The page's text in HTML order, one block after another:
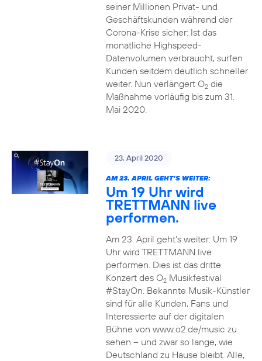
seiner Millionen Privat- und
Geschäftskunden während der
Corona-Krise sicher: Ist das
monatliche Highspeed-
Datenvolumen verbraucht, surfen
Kunden seitdem deutlich schneller
weiter. Nun verlängert O2die
Maßnahme vorläufig bis zum 31.
Mai 2020.
23. April 2020
AM 23. APRIL GEHT’S WEITER:
Um 19 Uhr wird
TRETTMANN live
performen.
Am 23. April geht’s weiter: Um 19
Uhr wird TRETTMANN live
performen. Dies ist das dritte
Konzert des O2Musikfestival
#StayOn. Bekannte Musik-Künstler
sind für alle Kunden, Fans und
Interessierte auf der digitalen
Bühne von www.o2.de/music zu
sehen – und zwar so lange, wie
Deutschland zu Hause bleibt. Alle,